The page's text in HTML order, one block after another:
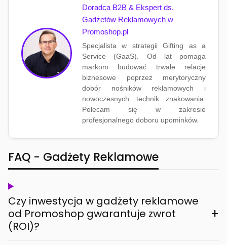
Doradca B2B & Ekspert ds.
Gadżetów Reklamowych w
Promoshop.pl
Specjalista w strategii Gifting as a
Service (GaaS). Od lat pomaga
markom budować trwałe relacje
biznesowe poprzez merytoryczny
dobór nośników reklamowych i
nowoczesnych technik znakowania.
Polecam się w zakresie
profesjonalnego doboru upominków.
FAQ - Gadżety Reklamowe
Czy inwestycja w gadżety reklamowe
od Promoshop gwarantuje zwrot
(ROI)?
+